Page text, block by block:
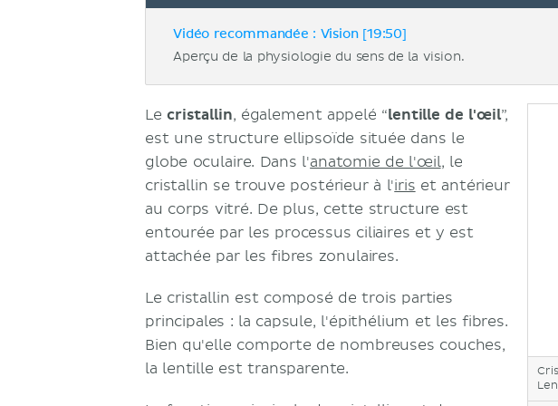
Vidéo recommandée : Vision [19:50]
Aperçu de la physiologie du sens de la vision.
Lecristallin, également appelé “lentille de l'œil”,
est une structure ellipsoïde située dans le
globe oculaire. Dans l'anatomie de l'œil, le
cristallin se trouve postérieur à l'iris et antérieur
au corps vitré. De plus, cette structure est
entourée par les processus ciliaires et y est
attachée par les fibres zonulaires.
Le cristallin est composé de trois parties
principales : la capsule, l'épithélium et les fibres.
Bien qu'elle comporte de nombreuses couches,
la lentille est transparente.